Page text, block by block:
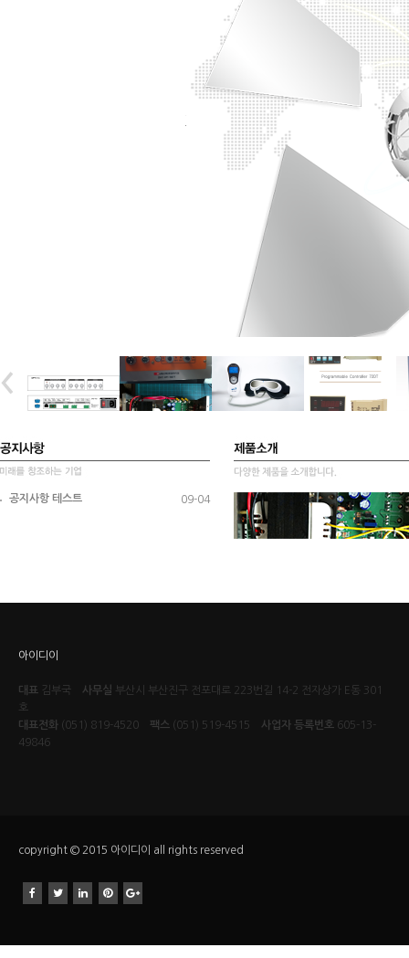
공지사항 테스트 09-04
아이디이
대표 김부국 사무실 부산시 부산진구 전포대로 223번길 14-2 전자상가 E동 301
호
대표전화 (051) 819-4520 팩스 (051) 519-4515 사업자 등록번호 605-13-
49846
copyright © 2015 아이디이 all rights reserved